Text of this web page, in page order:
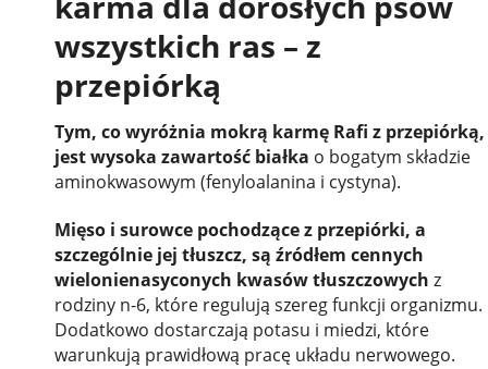
wszystkich ras – z
przepiórką
Tym, co wyróżnia mokrą karmę Rafi z przepiórką,
jest wysoka zawartość białka o bogatym składzie
aminokwasowym (fenyloalanina i cystyna).
Mięso i surowce pochodzące z przepiórki, a
szczególnie jej tłuszcz, są źródłem cennych
wielonienasyconych kwasów tłuszczowych z
rodziny n-6, które regulują szereg funkcji organizmu.
Dodatkowo dostarczają potasu i miedzi, które
warunkują prawidłową pracę układu nerwowego.